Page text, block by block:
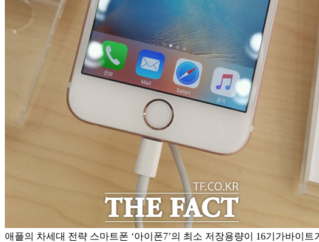
애플의 차세대 전략 스마트폰 ‘아이폰7’의 최소 저장용량이 16기가바이트